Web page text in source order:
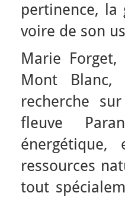
pertinence, la
voire de son
Marie Forget,
Mont
recherche
fleuve
ressources
tout